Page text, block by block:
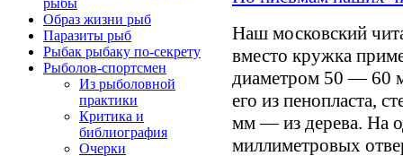
рыбы
Образ жизни рыб
Паразиты рыб
Рыбак рыбаку по-секрету
Рыболов-спортсмен
Из рыболовной
практики
Критика и
библиография
Очерки
Наш московский
вместо кружка
диаметром 50 — 60
его из пенопласта,
мм — из дерева. На
миллиметровых